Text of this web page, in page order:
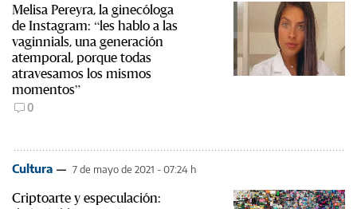
Melisa Pereyra, la ginecóloga
de Instagram: “les hablo a las
vaginnials, una generación
atemporal, porque todas
atravesamos los mismos
momentos”
0
Cultura 7 de mayo de 2021 - 07:24 h
Criptoarte y especulación: